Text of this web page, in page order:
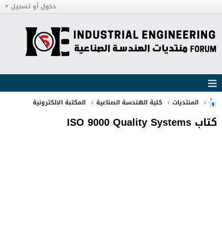
دخول أو تسجيل
المنتديات كلية الهندسة الصناعية المكتبة الالكترونية
كتاب ISO 9000 Quality Systems